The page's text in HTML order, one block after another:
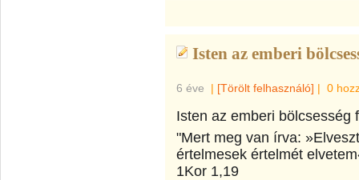
Isten az emberi
6 éve | [Törölt felhasználó] | 0
Isten az emberi bölcsesség
"Mert meg van írva:
értelmesek értelmét
1Kor 1,19